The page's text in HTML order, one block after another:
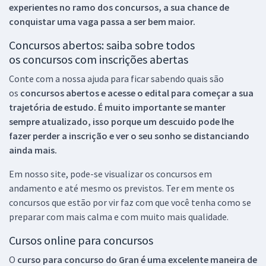
experientes no ramo dos concursos, a sua chance de
conquistar uma vaga passa a ser bem maior.
Concursos abertos: saiba sobre todos
os concursos com inscrições abertas
Conte com a nossa ajuda para ficar sabendo quais são
os concursos abertos e acesse o edital para começar a sua
trajetória de estudo. É muito importante se manter
sempre atualizado, isso porque um descuido pode lhe
fazer perder a inscrição e ver o seu sonho se distanciando
ainda mais.
Em nosso site, pode-se visualizar os concursos em
andamento e até mesmo os previstos. Ter em mente os
concursos que estão por vir faz com que você tenha como se
preparar com mais calma e com muito mais qualidade.
Cursos online para concursos
O curso para concurso do Gran é uma excelente maneira de